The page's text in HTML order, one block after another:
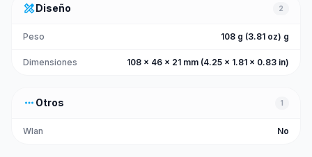
design_servicesDiseño 2
Peso 108 g (3.81 oz) g
Dimensiones 108 x 46 x 21 mm (4.25 x 1.81 x 0.83 in)
more_horiz Otros 1
Wlan No